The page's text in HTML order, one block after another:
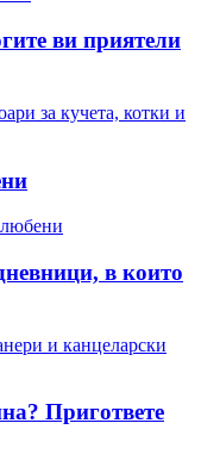
ви приятели
за кучета, котки и
в които
и канцеларски
Пригответе